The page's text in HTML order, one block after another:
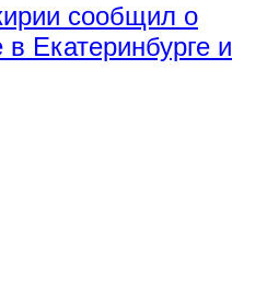
сообщил о
Екатеринбурге и